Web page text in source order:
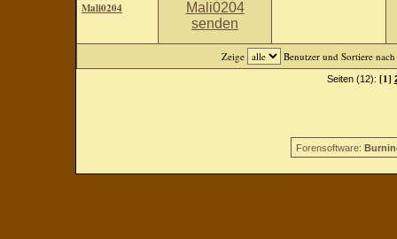
Mali0204
Zeige Benutzer und Sortiere nach
Seiten (12): [1]
Forensoftware: